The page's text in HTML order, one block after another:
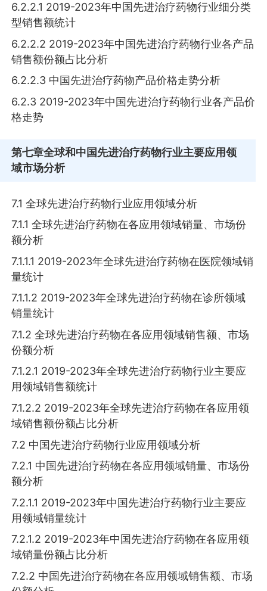
6.2.2.1 2019-2023年中国先进治疗药物行业细分类
型销售额统计
6.2.2.2 2019-2023年中国先进治疗药物行业各产品
销售额份额占比分析
6.2.2.3 中国先进治疗药物产品价格走势分析
6.2.3 2019-2023年中国先进治疗药物行业各产品价
格走势
第七章全球和中国先进治疗药物行业主要应用领
域市场分析
7.1 全球先进治疗药物行业应用领域分析
7.1.1 全球先进治疗药物在各应用领域销量、市场份
额分析
7.1.1.1 2019-2023年全球先进治疗药物在医院领域销
量统计
7.1.1.2 2019-2023年全球先进治疗药物在诊所领域
销量统计
7.1.2 全球先进治疗药物在各应用领域销售额、市场
份额分析
7.1.2.1 2019-2023年全球先进治疗药物行业主要应
用领域销售额统计
7.1.2.2 2019-2023年全球先进治疗药物在各应用领
域销售额份额占比分析
7.2 中国先进治疗药物行业应用领域分析
7.2.1 中国先进治疗药物在各应用领域销量、市场份
额分析
7.2.1.1 2019-2023年中国先进治疗药物行业主要应
用领域销量统计
7.2.1.2 2019-2023年中国先进治疗药物在各应用领
域销量份额占比分析
7.2.2 中国先进治疗药物在各应用领域销售额、市场